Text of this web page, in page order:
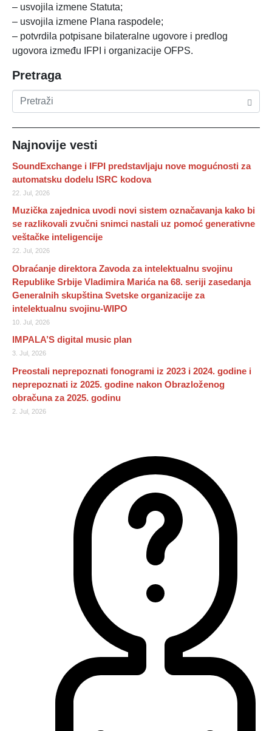
– usvojila izmene Statuta;
– usvojila izmene Plana raspodele;
– potvrdila potpisane bilateralne ugovore i predlog
ugovora između IFPI i organizacije OFPS.
Pretraga
Najnovije vesti
SoundExchange i IFPI predstavljaju nove mogućnosti za
automatsku dodelu ISRC kodova
22. Jul, 2026
Muzička zajednica uvodi novi sistem označavanja kako bi
se razlikovali zvučni snimci nastali uz pomoć generativne
veštačke inteligencije
22. Jul, 2026
Obraćanje direktora Zavoda za intelektualnu svojinu
Republike Srbije Vladimira Marića na 68. seriji zasedanja
Generalnih skupština Svetske organizacije za
intelektualnu svojinu-WIPO
10. Jul, 2026
IMPALA’S digital music plan
3. Jul, 2026
Preostali neprepoznati fonogrami iz 2023 i 2024. godine i
neprepoznati iz 2025. godine nakon Obrazloženog
obračuna za 2025. godinu
2. Jul, 2026